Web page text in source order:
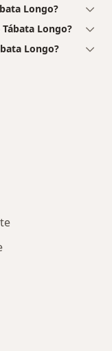
Longo?
Longo?
Longo?